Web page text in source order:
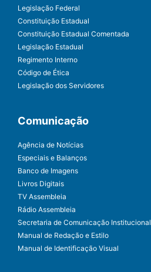
Legislação Federal
Constituição Estadual
Constituição Estadual Comentada
Legislação Estadual
Regimento Interno
Código de Ética
Legislação dos Servidores
Comunicação
Agência de Notícias
Especiais e Balanços
Banco de Imagens
Livros Digitais
TV Assembleia
Rádio Assembleia
Secretaria de Comunicação Institucional
Manual de Redação e Estilo
Manual de Identificação Visual